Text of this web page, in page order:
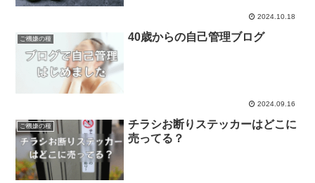
2024.10.18
ご機嫌の種 40歳からの自己管理ブログ
2024.09.16
ご機嫌の種
チラシお断りステッカーはどこに
売ってる？